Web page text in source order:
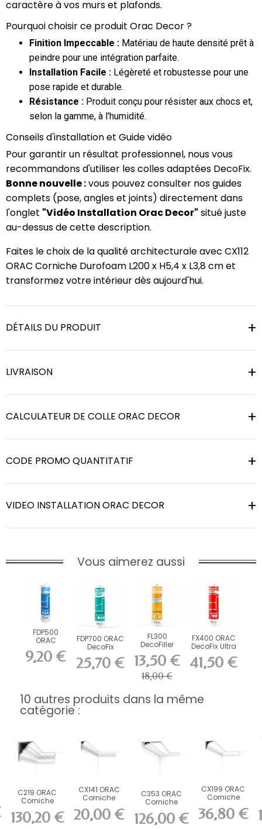
caractère à vos murs et plafonds.
Pourquoi choisir ce produit Orac Decor ?
Finition Impeccable : Matériau de haute densité prêt à
peindre pour une intégration parfaite.
Installation Facile : Légèreté et robustesse pour une
pose rapide et durable.
Résistance : Produit conçu pour résister aux chocs et,
selon la gamme, à l'humidité.
Conseils d'installation et Guide vidéo
Pour garantir un résultat professionnel, nous vous
recommandons d'utiliser les colles adaptées DecoFix.
Bonne nouvelle :vous pouvez consulter nos guides
complets (pose, angles et joints) directement dans
l'onglet "Vidéo Installation Orac Decor" situé juste
au-dessus de cette description.
Faites le choix de la qualité architecturale avec CX112
ORAC Corniche Durofoam L200 x H5,4 x L3,8 cm et
transformez votre intérieur dès aujourd'hui.
DÉTAILS DU PRODUIT
LIVRAISON
CALCULATEUR DE COLLE ORAC DECOR
CODE PROMO QUANTITATIF
VIDEO INSTALLATION ORAC DECOR
Vous aimerez aussi
FDP500
ORAC
DecoFix Pro
310 ml
9,20 €
FDP700 ORAC
DecoFix
Power 290 ml
25,70 €
FL300
DecoFiller
13,50 €
18,00 €
FX400 ORAC
DecoFix Ultra
270 ml
41,50 €
10 autres produits dans la même
catégorie :
C219 ORAC
Corniche
Purotouch
L200 x H17,6...
130,20 €
CX141 ORAC
Corniche
Durofoam
L200 x H5,9 x...
20,00 €
C353 ORAC
Corniche
Purotouch L200
x H3 x...
126,00 €
CX199 ORAC
Corniche
Durofoam
L200 x H8 x...
36,80 €